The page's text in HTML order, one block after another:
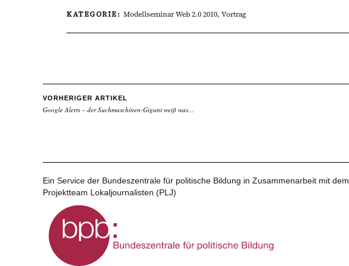
KATEGORIE: Modellseminar Web 2.0 2010, Vortrag
VORHERIGER ARTIKEL
Google Alerts – der Suchmaschinen-Gigant weiß was…
Ein Service der Bundeszentrale für politische Bildung in Zusammenarbeit mit dem
Projektteam Lokaljournalisten (PLJ)